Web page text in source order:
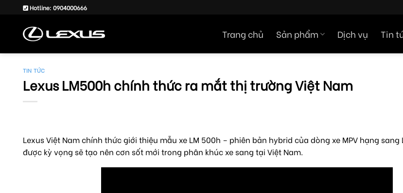
content
Hotline: 0904000666
Trang chủ Sản phẩm Dịch vụ Tin
TIN TỨC
Lexus LM500h chính thức ra mắt thị trường Việt Nam
Lexus Việt Nam chính thức giới thiệu mẫu xe LM 500h – phiên bản hybrid của dòng xe MPV hạng sang
được kỳ vọng sẽ tạo nên cơn sốt mới trong phân khúc xe sang tại Việt Nam.